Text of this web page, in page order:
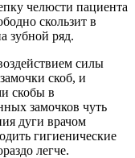
челюсти пациента
скользит в
зубной ряд.
силы
скоб, и
скобы в
замочков чуть
дуги врачом
гигиенические
легче.